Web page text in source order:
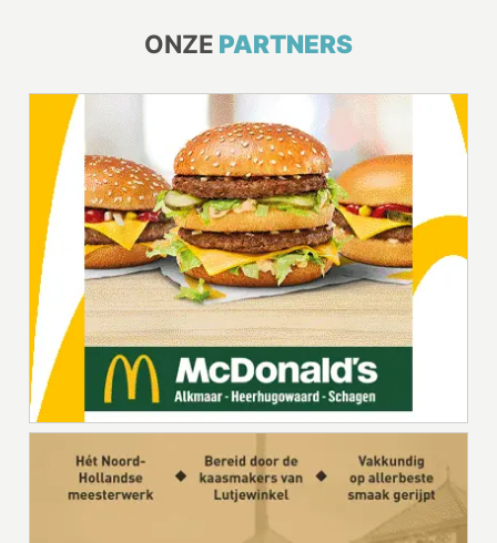
ONZE PARTNERS